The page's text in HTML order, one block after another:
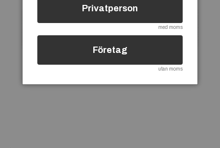
Privatperson
med moms
Företag
utan moms